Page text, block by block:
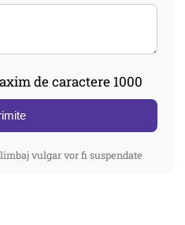
de caractere 1000
vulgar vor fi suspendate